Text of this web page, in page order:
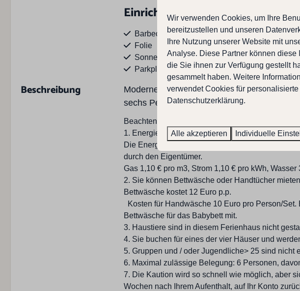
Einrichtungen außerhalb
Barbecue
Folie
Sonnenschirm
Parkplatz anzahl Auto's : 1
Parkplatz (privat)
Schaukel
Terrasse
Trampolin (Sommer)
Gartenmöbel
Garten ohne Zaun
In
Vor
Küche
Anzahl der Kerne : 4
Toaster
Combi Mikrowelle
Essplatz
Kühlschrank
Offene Küche
Ofen
Beschreibung
Modernes, kinderfreundliches, luxuriöses
sechs Personen mit einem Spielplatz vor der
Beachten Sie, zusätzliche Hausinformationen;
1. Energiekosten NICHT in diesem Preis
Die Energiekosten werden nach Abreise nach
durch den Eigentümer.
Gas 1,10 € pro m3, Strom 1,10 € pro kWh, Wasser
2. Sie können Bettwäsche oder Handtücher
Bettwäsche kostet 12 Euro p.p.
Kosten für Handwäsche 10 Euro pro Person/
Bettwäsche für das Babybett mit.
3. Haustiere sind in diesem Ferienhaus nicht
4. Sie buchen für eines der vier Häuser und
5. Gruppen und / oder Jugendliche> 25 sind nicht
6. Maximal zulässige Belegung: 6 Personen,
7. Die Kaution wird so schnell wie möglich, aber
Wochen nach Ihrem Aufenthalt, auf Ihr Konto
Wir verwenden Cookies, um Ihre
bereitzustellen und unseren
Ihre Nutzung unserer Website mit
Analyse. Diese Partner können diese
die Sie ihnen zur Verfügung gestellt
gesammelt haben. Weitere
verwendet Cookies für
Datenschutzerklärung.
Alle akzeptieren Individuelle